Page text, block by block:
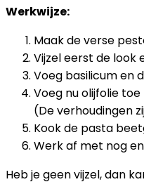
Werkwijze:
Maak de verse
Vijzel eerst de look
Voeg basilicum en
Voeg nu olijfolie toe
(De verhoudingen
Kook de pasta
Werk af met nog
Heb je geen vijzel, dan